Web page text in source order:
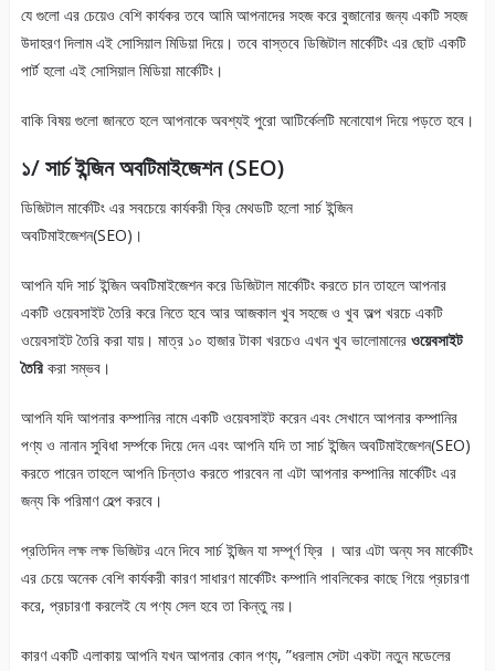
যে গুলো এর চেয়েও বেশি কার্যকর তবে আমি আপনাদের সহজ করে বুজানোর জন্য একটি সহজ
উদাহরণ দিলাম এই সোসিয়াল মিডিয়া দিয়ে। তবে বাস্তবে ডিজিটাল মার্কেটিং এর ছোট একটি
পার্ট হলো এই সোসিয়াল মিডিয়া মার্কেটিং।
বাকি বিষয় গুলো জানতে হলে আপনাকে অবশ্যই পুরো আটির্কেলটি মনোযোগ দিয়ে পড়তে হবে।
১/ সার্চ ইন্জিন অবটিমাইজেশন (SEO)
ডিজিটাল মার্কেটিং এর সবচেয়ে কার্যকরী ফ্রি মেথডটি হলো সার্চ ইন্জিন
অবটিমাইজেশন(SEO)।
আপনি যদি সার্চ ইন্জিন অবটিমাইজেশন করে ডিজিটাল মার্কেটিং করতে চান তাহলে আপনার
একটি ওয়েবসাইট তৈরি করে নিতে হবে আর আজকাল খুব সহজে ও খুব অল্প খরচে একটি
ওয়েবসাইট তৈরি করা যায়। মাত্র ১০ হাজার টাকা খরচেও এখন খুব ভালোমানের ওয়েবসাইট
তৈরিকরা সম্ভব।
আপনি যদি আপনার কম্পানির নামে একটি ওয়েবসাইট করেন এবং সেখানে আপনার কম্পানির
পণ্য ও নানান সুবিধা সর্ম্পকে দিয়ে দেন এবং আপনি যদি তা সার্চ ইন্জিন অবটিমাইজেশন(SEO)
করতে পারেন তাহলে আপনি চিন্তাও করতে পারবেন না এটা আপনার কম্পানির মার্কেটিং এর
জন্য কি পরিমাণ হেল্প করবে।
প্রতিদিন লক্ষ লক্ষ ভিজিটর এনে দিবে সার্চ ইন্জিন যা সম্পূর্ণ ফ্রি । আর এটা অন্য সব মার্কেটিং
এর চেয়ে অনেক বেশি কার্যকরী কারণ সাধারণ মার্কেটিং কম্পানি পাবলিকের কাছে গিয়ে প্রচারণা
করে, প্রচারণা করলেই যে পণ্য সেল হবে তা কিন্তু নয়।
কারণ একটি এলাকায় আপনি যখন আপনার কোন পণ্য, ”ধরলাম সেটা একটা নতুন মডেলের